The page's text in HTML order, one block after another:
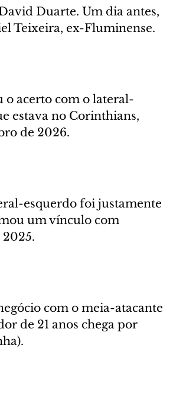
Duarte. Um dia antes,
Teixeira, ex-Fluminense.
o acerto com o lateral-
estava no Corinthians,
de 2026.
esquerdo foi justamente
um vínculo com
com o meia-atacante
de 21 anos chega por